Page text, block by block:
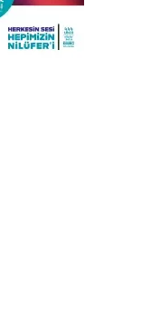
veren şüpheli